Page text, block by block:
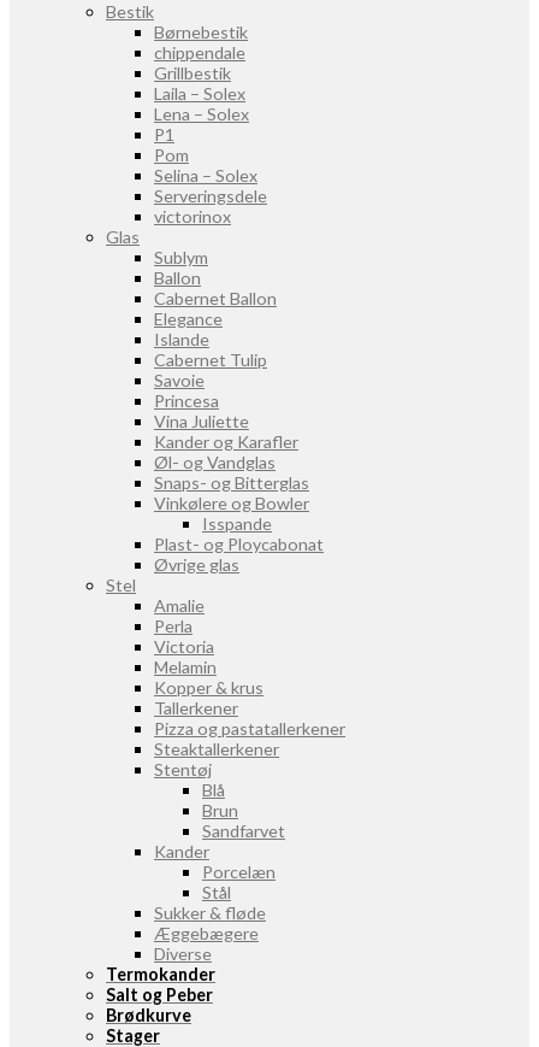
Bestik
Børnebestik
chippendale
Grillbestik
Laila – Solex
Lena – Solex
P1
Pom
Selina – Solex
Serveringsdele
victorinox
Glas
Sublym
Ballon
Cabernet Ballon
Elegance
Islande
Cabernet Tulip
Savoie
Princesa
Vina Juliette
Kander og Karafler
Øl- og Vandglas
Snaps- og Bitterglas
Vinkølere og Bowler
Isspande
Plast- og Ploycabonat
Øvrige glas
Stel
Amalie
Perla
Victoria
Melamin
Kopper & krus
Tallerkener
Pizza og pastatallerkener
Steaktallerkener
Stentøj
Blå
Brun
Sandfarvet
Kander
Porcelæn
Stål
Sukker & fløde
Æggebægere
Diverse
Termokander
Salt og Peber
Brødkurve
Stager